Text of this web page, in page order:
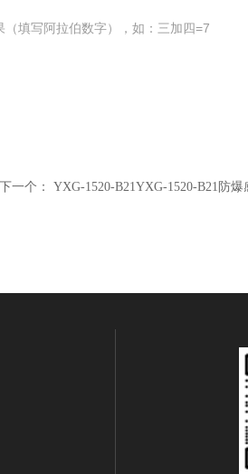
（填写阿拉伯数字），如：三加四=7
一个： YXG-1520-B21YXG-1520-B21防爆感